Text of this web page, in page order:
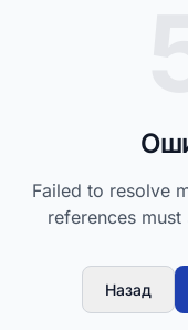
Failed to resolve
references
Назад